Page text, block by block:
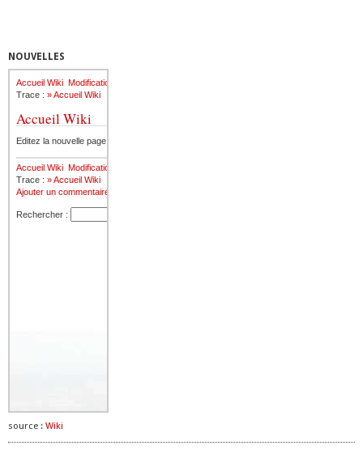
NOUVELLES
source : Wiki